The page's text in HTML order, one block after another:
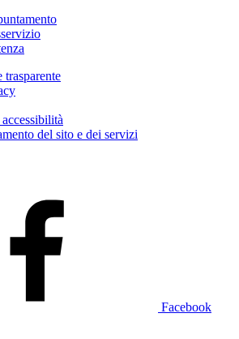
del sito e dei servizi
Facebook